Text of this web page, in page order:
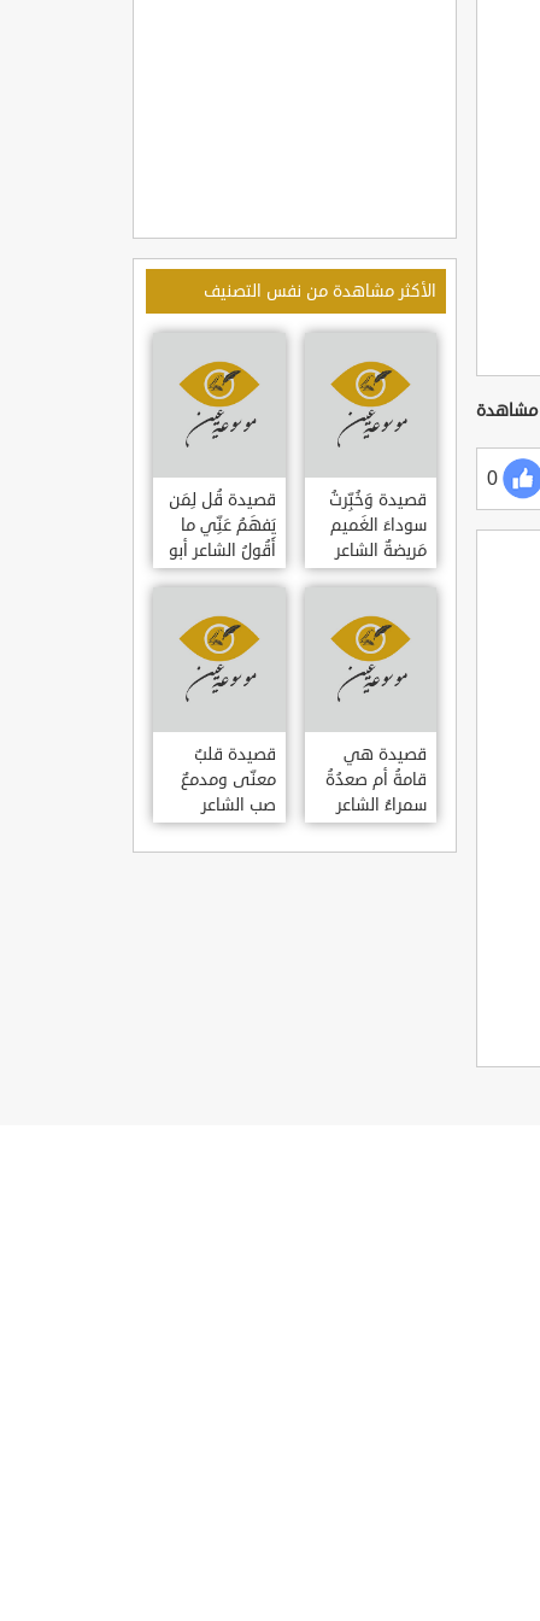
0
الأكثر مشاهدة من نفس التصنيف
قصيدة وَخُبِّرتُ
سوداءَ الغَميم
مَريضةٌ الشاعر
العوام بن عقبة
قصيدة قُل لِمَن
يَفهَمُ عَنِّي ما
أَقُولُ الشاعر أبو
حامد الغزالي
قصيدة هي
قامةُ أم صعدُةُ
سمراءُ الشاعر
سيف الدين
المشد
قصيدة قلبٌ
معنّى ومدمعٌ
صب الشاعر
سيف الدين
المشد